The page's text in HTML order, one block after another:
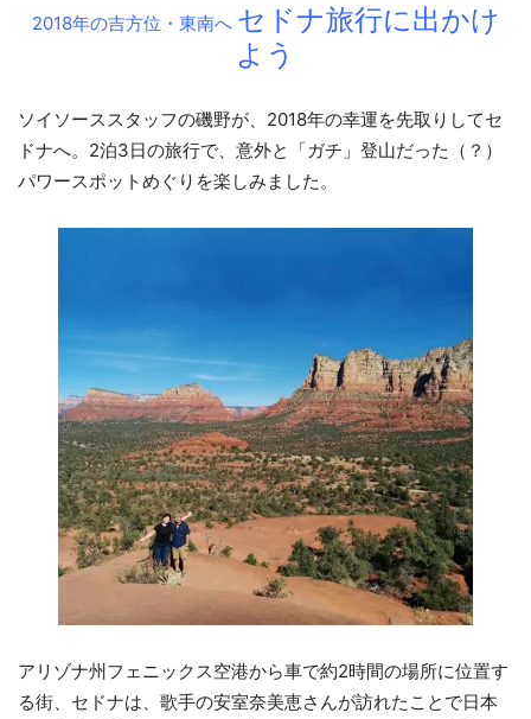
2018年の吉方位・東南へ セドナ旅行に出かけ
よう
ソイソーススタッフの磯野が、2018年の幸運を先取りしてセ
ドナへ。2泊3日の旅行で、意外と「ガチ」登山だった（？）
パワースポットめぐりを楽しみました。
アリゾナ州フェニックス空港から車で約2時間の場所に位置す
る街、セドナは、歌手の安室奈美恵さんが訪れたことで日本